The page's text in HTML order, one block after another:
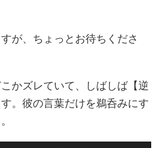
が、ちょっとお待ちくださ
かズレていて、しばしば【逆
。彼の言葉だけを鵜呑みにす